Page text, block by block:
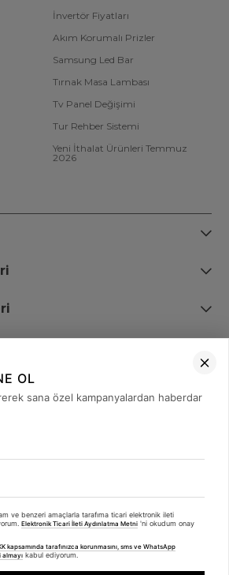
İnvertör Fiyatları
Akım Korumalı Prizler
Samsung Led Bar
Tırnak Masa Lambası
Tv Panel Değişimi
Tur Rehber Sistemi
Yeni İthalat Ürünleri Temmuz
2026
(850) 473 08 08
- 2026merterelektronik.com
OL
sana özel kampanyalardan haberdar
ve benzeri amaçlarla tarafıma ticari elektronik ileti
Elektronik Ticari İleti Aydınlatma Metni 'ni okudum onay
kapsamında tarafınızca korunmasını, sms ve WhatsApp
kabul ediyorum.